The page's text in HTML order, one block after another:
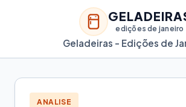
edições de janeiro
Geladeiras - Edições de
ANALISE